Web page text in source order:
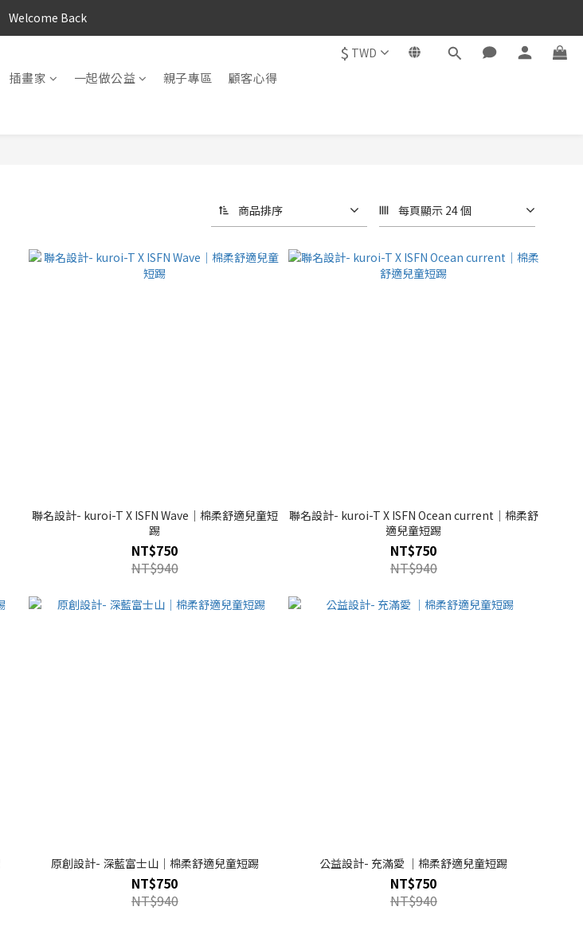
Welcome Back
$ TWD
插畫家 一起做公益 親子專區
顧客心得
商品排序 每頁顯示 24 個
聯名設計- kuroi-T X ISFN Wave｜棉柔舒適兒童短
踢
NT$750
NT$940
聯名設計- kuroi-T X ISFN Ocean current｜棉柔舒
適兒童短踢
NT$750
NT$940
原創設計- 深藍富士山｜棉柔舒適兒童短踢
NT$750
NT$940
公益設計- 充滿愛 ｜棉柔舒適兒童短踢
NT$750
NT$940